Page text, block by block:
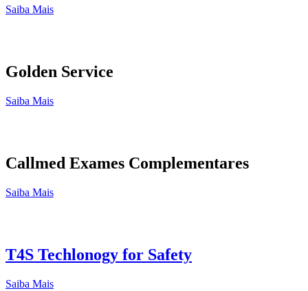
Saiba Mais
Golden Service
Saiba Mais
Callmed Exames Complementares
Saiba Mais
T4S Techlonogy for Safety
Saiba Mais